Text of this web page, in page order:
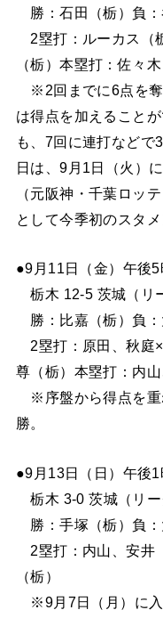
勝：石田（栃）負：
2塁打：ルーカス（
（栃）本塁打：佐々木
※2回までに6点を奪
は得点を加えること
も、7回に連打などで
日は、9月1日（火）
（元阪神・千葉ロッ
として今季初のスタ
●9月11日（金）午後5
栃木 12-5 茨城（リ
勝：比嘉（栃）負：
2塁打：原田、秋庭
尊（栃）本塁打：内
※序盤から得点を重
勝。
●9月13日（日）午後1
栃木 3-0 茨城（リー
勝：手塚（栃）負：
2塁打：内山、安井
（栃）
※9月7日（月）に入